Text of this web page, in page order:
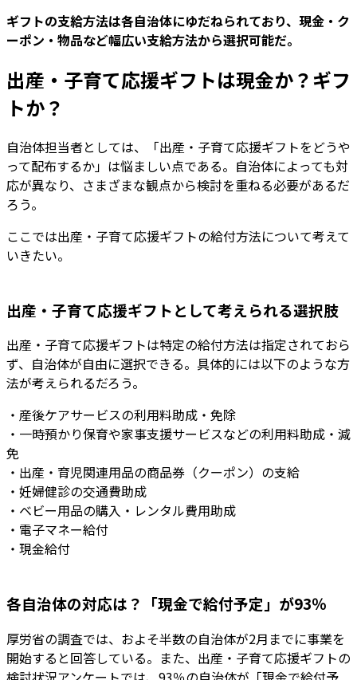
ギフトの支給方法は各自治体にゆだねられており、現金・ク
ーポン・物品など幅広い支給方法から選択可能だ。
出産・子育て応援ギフトは現金か？ギフ
トか？
自治体担当者としては、「出産・子育て応援ギフトをどうや
って配布するか」は悩ましい点である。自治体によっても対
応が異なり、さまざまな観点から検討を重ねる必要があるだ
ろう。
ここでは出産・子育て応援ギフトの給付方法について考えて
いきたい。
出産・子育て応援ギフトとして考えられる選択肢
出産・子育て応援ギフトは特定の給付方法は指定されておら
ず、自治体が自由に選択できる。具体的には以下のような方
法が考えられるだろう。
・産後ケアサービスの利用料助成・免除
・一時預かり保育や家事支援サービスなどの利用料助成・減
免
・出産・育児関連用品の商品券（クーポン）の支給
・妊婦健診の交通費助成
・ベビー用品の購入・レンタル費用助成
・電子マネー給付
・現金給付
各自治体の対応は？「現金で給付予定」が93％
厚労省の調査では、およそ半数の自治体が2月までに事業を
開始すると回答している。また、出産・子育て応援ギフトの